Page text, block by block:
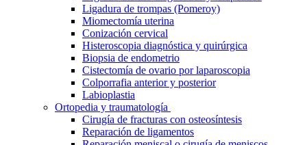
Ligadura de trompas (Pomeroy)
Miomectomía uterina
Conización cervical
Histeroscopia diagnóstica y quirúrgica
Biopsia de endometrio
Cistectomía de ovario por laparoscopia
Colporrafia anterior y posterior
Labioplastia
Ortopedia y traumatología
Cirugía de fracturas con osteosíntesis
Reparación de ligamentos